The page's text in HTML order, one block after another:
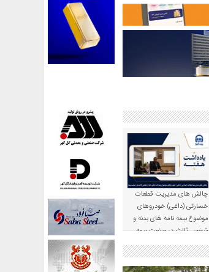
چالش های مدیریت قطعات
خسارتی (داغی) خودروهای
موضوع بیمه نامه های بدنه و
شخص ثالث در صنعت بیمه